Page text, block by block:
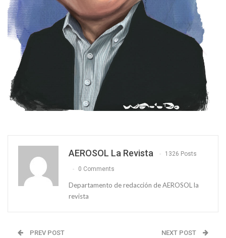
AEROSOL La Revista 1326 Posts
0 Comments
Departamento de redacción de AEROSOL la
revista
PREV POST NEXT POST